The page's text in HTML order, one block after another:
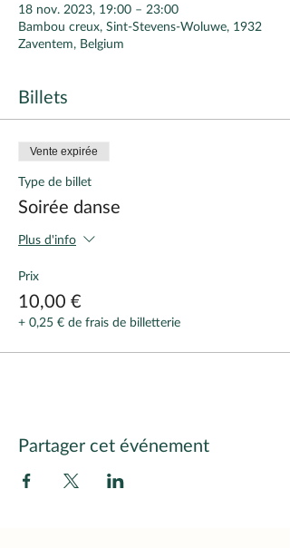
18 nov. 2023, 19:00 – 23:00
Bambou creux, Sint-Stevens-Woluwe, 1932
Zaventem, Belgium
Billets
Vente expirée
Type de billet
Soirée danse
Plus d'info
Prix
10,00 €
+ 0,25 € de frais de billetterie
Partager cet événement